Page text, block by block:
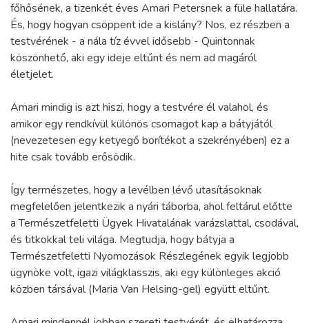
főhősének, a tizenkét éves Amari Petersnek a füle hallatára.
És, hogy hogyan csöppent ide a kislány? Nos, ez részben a
testvérének - a nála tíz évvel idősebb - Quintonnak
köszönhető, aki egy ideje eltűnt és nem ad magáról
életjelet.
Amari mindig is azt hiszi, hogy a testvére él valahol, és
amikor egy rendkívül különös csomagot kap a bátyjától
(nevezetesen egy ketyegő borítékot a szekrényében) ez a
hite csak tovább erősödik.
Így természetes, hogy a levélben lévő utasításoknak
megfelelően jelentkezik a nyári táborba, ahol feltárul előtte
a Természetfeletti Ügyek Hivatalának varázslattal, csodával,
és titkokkal teli világa. Megtudja, hogy bátyja a
Természetfeletti Nyomozások Részlegének egyik legjobb
ügynöke volt, igazi világklasszis, aki egy különleges akció
közben társával (Maria Van Helsing-gel) együtt eltűnt.